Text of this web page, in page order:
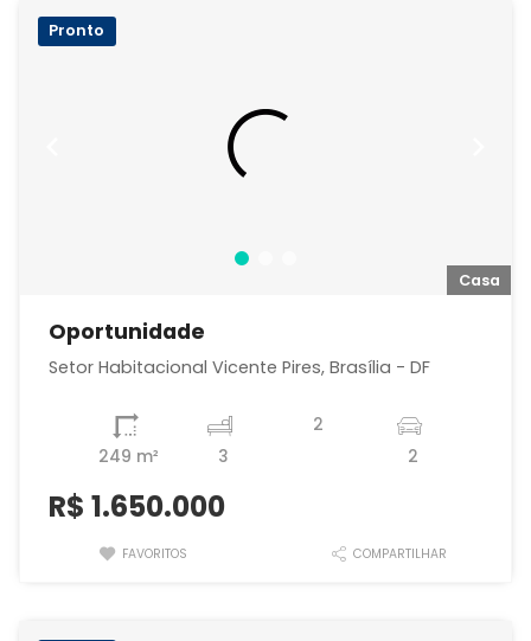
Casa
Pronto
Oportunidade
Setor Habitacional Vicente Pires, Brasília - DF
249 m² 3
2
2
R$ 1.650.000
FAVORITOS COMPARTILHAR